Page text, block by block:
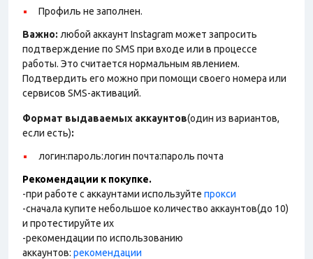
Профиль не заполнен.
Важно: любой аккаунт Instagram может запросить
подтверждение по SMS при входе или в процессе
работы. Это считается нормальным явлением.
Подтвердить его можно при помощи своего номера или
сервисов SMS-активаций.
Формат выдаваемых аккаунтов(один из вариантов,
если есть):
логин:пароль:логин почта:пароль почта
Рекомендации к покупке.
-при работе с аккаунтами используйте прокси
-сначала купите небольшое количество аккаунтов(до 10)
и протестируйте их
-рекомендации по использованию
аккаунтов: рекомендации